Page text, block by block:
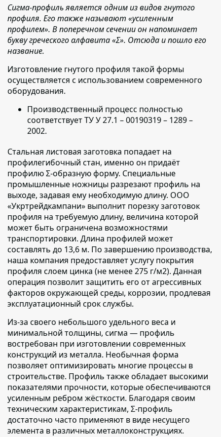
Сигма-профиль является одним из видов гнутого
профиля. Его также называют «усиленным
профилем». В поперечном сечении он напоминает
букву греческого алфавита «Σ». Отсюда и пошло его
название.
Изготовление гнутого профиля такой формы
осуществляется с использованием современного
оборудования.
Производственный процесс полностью
соответствуетТУ У 27.1 – 00190319 – 1289 –
2002.
Стальная листовая заготовка попадает на
профилегибочный стан, именно он придаёт
профилю Σ-образную форму. Специальные
промышленные ножницы разрезают профиль на
выходе, задавая ему необходимую длину. ООО
«Укртрейдкампани» выполнит порезку заготовок
профиля на требуемую длину, величина которой
может быть ограничена возможностями
транспортировки. Длина профилей может
составлять до 13,6 м. По завершению производства,
наша компания предоставляет услугу покрытия
профиля слоем цинка (не менее 275 г/м2). Данная
операция позволит защитить его от агрессивных
факторов окружающей среды, коррозии, продлевая
эксплуатационный срок службы.
Из-за своего небольшого удельного веса и
минимальной толщины, сигма — профиль
востребован при изготовлении современных
конструкций из металла. Необычная форма
позволяет оптимизировать многие процессы в
строительстве. Профиль также обладает высокими
показателями прочности, которые обеспечиваются
усиленным ребром жёсткости. Благодаря своим
техническим характеристикам, Σ-профиль
достаточно часто применяют в виде несущего
элемента в различных металлоконструкциях.